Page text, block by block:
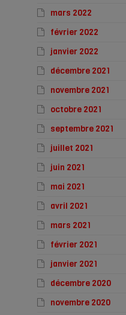
mars 2022
février 2022
janvier 2022
décembre 2021
novembre 2021
octobre 2021
septembre 2021
juillet 2021
juin 2021
mai 2021
avril 2021
mars 2021
février 2021
janvier 2021
décembre 2020
novembre 2020